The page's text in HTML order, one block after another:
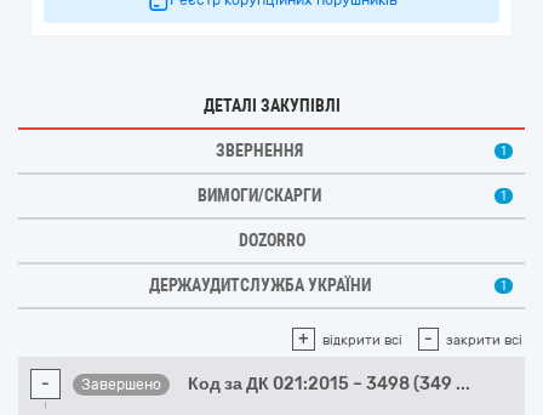
ДЕТАЛІ ЗАКУПІВЛІ
ЗВЕРНЕННЯ 1
ВИМОГИ/СКАРГИ 1
DOZORRO
ДЕРЖАУДИТСЛУЖБА УКРАЇНИ 1
+ відкрити всі - закрити всі
- Завершено Код за ДК 021:2015 – 3498 (349 ...